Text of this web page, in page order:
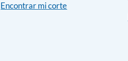
Encontrar mi corte